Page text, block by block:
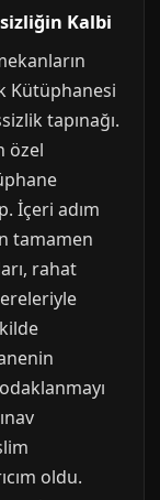
Kalbi
Kütüphanesi
tapınağı.
özel
İçeri adım
tamamen
rahat
oldu.